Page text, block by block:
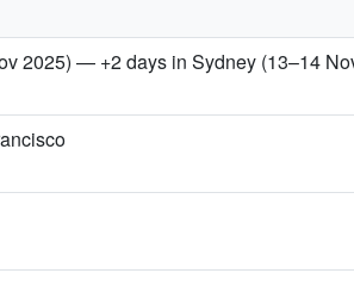
2025) — +2 days in Sydney (13–14